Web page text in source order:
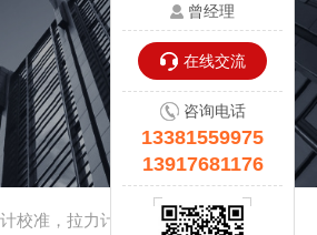
校准，拉力计校正，拉力计检测
曾经理
在线交流
咨询电话
13381559975
13917681176